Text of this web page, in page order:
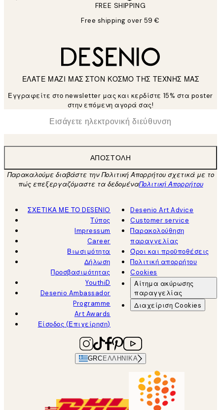
FREE SHIPPING
Free shipping over 59 €
ΕΛΑΤΕ ΜΑΖΙ ΜΑΣ ΣΤΟΝ ΚΟΣΜΟ ΤΗΣ ΤΕΧΝΗΣ ΜΑΣ
Εγγραφείτε στο newsletter μας και κερδίστε 15% στα poster
στην επόμενη αγορά σας!
Ηλεκτρονική Διεύθυνση
ΑΠΟΣΤΟΛΉ
Παρακαλούμε διαβάστε την Πολιτική Απορρήτου σχετικά με το
πώς επεξεργαζόμαστε τα δεδομέναΠολιτική Απορρήτου
ΣΧΕΤΙΚΑ ΜΕ ΤΟ DESENIO
Τύπος
Impressum
Career
Βιωσιμότητα
Δήλωση
Προσβασιμότητας
YouthiD
Desenio Ambassador
Programme
Art Awards
Είσοδος (Επιχείρηση)
Desenio Art Advice
Customer service
Παρακολούθηση
παραγγελίας
Όροι και προϋποθέσεις
Πολιτική απορρήτου
Cookies
Αίτημα ακύρωσης
παραγγελίας
Διαχείριση Cookies
GRC ΕΛΛΗΝΙΚΆ